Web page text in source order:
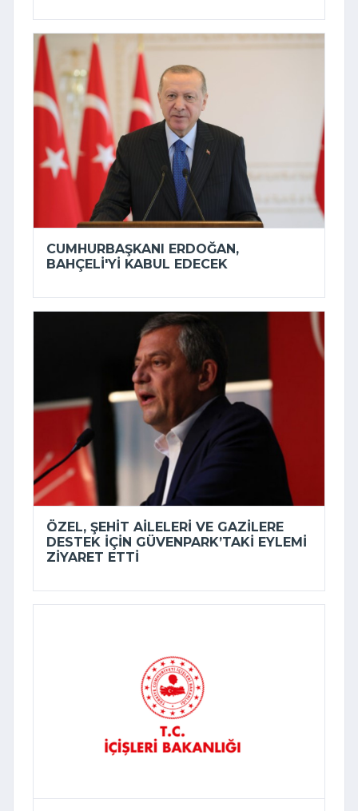
CUMHURBAŞKANI ERDOĞAN,
BAHÇELI'YI KABUL EDECEK
ÖZEL, ŞEHIT AILELERI VE GAZILERE
DESTEK IÇIN GÜVENPARK’TAKI EYLEMI
ZIYARET ETTI